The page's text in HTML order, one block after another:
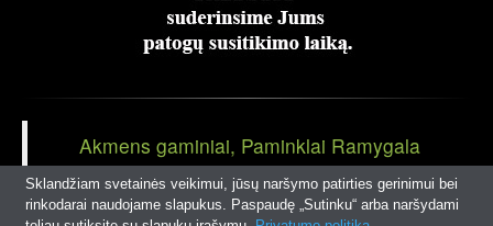
Akmens gaminiai, Paminklai Ramygala
Panevėžio r
Sklandžiam svetainės veikimui, jūsų naršymo patirties gerinimui bei
rinkodarai naudojame slapukus. Paspaudę „Sutinku“ arba naršydami